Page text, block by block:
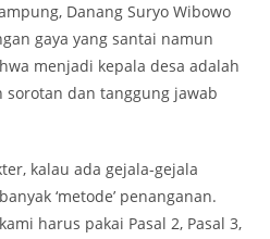
Danang Suryo Wibowo
gaya yang santai namun
menjadi kepala desa adalah
dan tanggung jawab
kalau ada gejala-gejala
‘metode’ penanganan.
harus pakai Pasal 2, Pasal 3,